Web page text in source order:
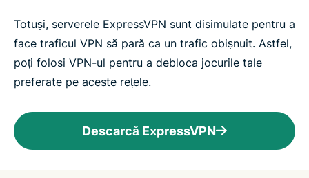
Totuși, serverele ExpressVPN sunt disimulate pentru a
face traficul VPN să pară ca un trafic obișnuit. Astfel,
poți folosi VPN-ul pentru a debloca jocurile tale
preferate pe aceste rețele.
Descarcă ExpressVPN